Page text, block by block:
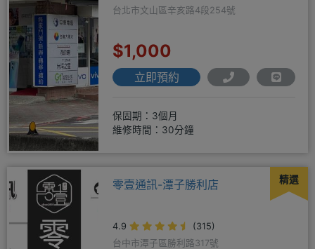
台北市文山區辛亥路4段254號
$1,000
立即預約
保固期：3個月
維修時間：30分鐘
精選
零壹通訊-潭子勝利店
4.9
(315)
台中市潭子區勝利路317號